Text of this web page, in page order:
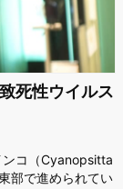
死性ウイルス
ンコ（Cyanopsitta
部で進められてい